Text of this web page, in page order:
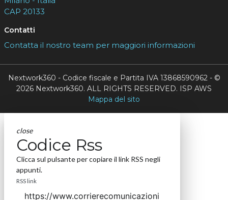
CAP 20133
Contatti
Contatta il nostro team per maggiori informazioni
Nextwork360 - Codice fiscale e Partita IVA 13868590962 - ©
2026 Nextwork360. ALL RIGHTS RESERVED. ISP AWS
Mappa del sito
close
Codice Rss
Clicca sul pulsante per copiare il link RSS negli
appunti.
RSS link